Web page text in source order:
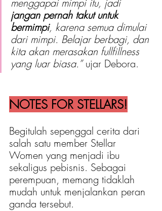
jangan pernah takut untuk
bermimpi, karena semua dimulai
dari mimpi. Belajar berbagi, dan
kita akan merasakan fullfillness
yang luar biasa.” ujar Debora.
NOTES FOR STELLARS!
Begitulah sepenggal cerita dari
salah satu member Stellar
Women yang menjadi ibu
sekaligus pebisnis. Sebagai
perempuan, memang tidaklah
mudah untuk menjalankan peran
ganda tersebut.